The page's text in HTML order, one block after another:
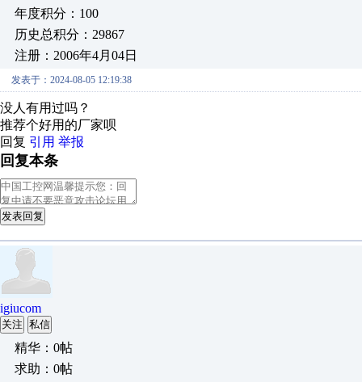
年度积分：100
历史总积分：29867
注册：2006年4月04日
发表于：2024-08-05 12:19:38
没人有用过吗？
推荐个好用的厂家呗
回复 引用 举报
回复本条
发表回复
igiucom
关注 私信
精华：0帖
求助：0帖